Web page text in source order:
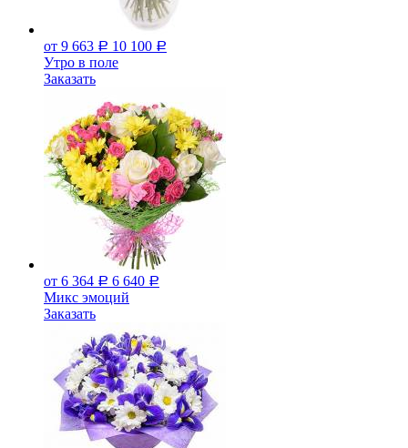
от 9 663 Р 10 100 Р
Утро в поле
Заказать
от 6 364 Р 6 640 Р
Микс эмоций
Заказать